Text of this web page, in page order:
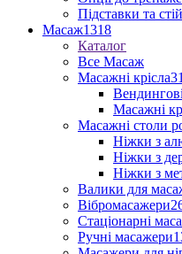
Підставки та
Масаж1318
Каталог
Все Масаж
Масажні крісла
Масажні
Масажні столи
Ніжки з
Ніжки з
Ніжки з
Валики для
Вібромасажери
Стаціонарні
Ручні масажери